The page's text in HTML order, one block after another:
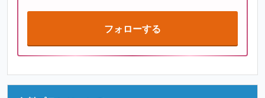
フォローする